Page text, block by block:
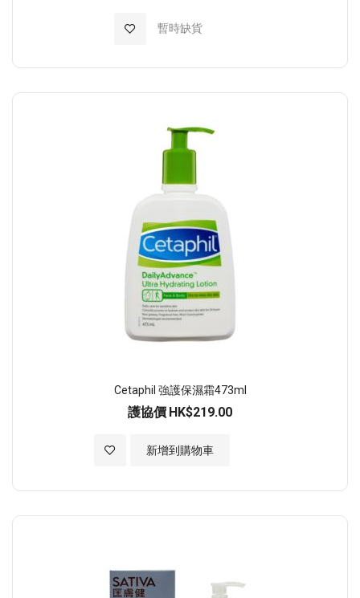
暫時缺貨
加入至願望清單
Cetaphil 強護保濕霜473ml
護協價 HK$219.00
新增到購物車
加入至願望清單